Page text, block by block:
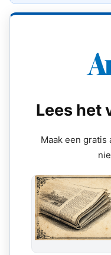
Lees het
Maak een gratis